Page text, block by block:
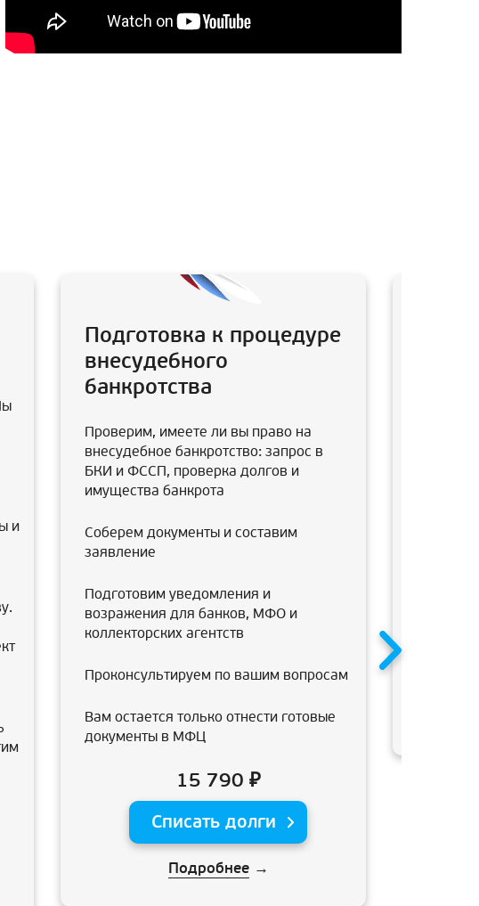
и
Подготовка к процедуре
внесудебного
банкротства
Проверим, имеете ли вы право на
внесудебное банкротство: запрос в
БКИ и ФССП, проверка долгов и
имущества банкрота
Соберем документы и составим
заявление
Подготовим уведомления и
возражения для банков, МФО и
коллекторских агентств
Проконсультируем по вашим вопросам
Вам остается только отнести готовые
документы в МФЦ
15 790 ₽
Списать долги
Подробнее→